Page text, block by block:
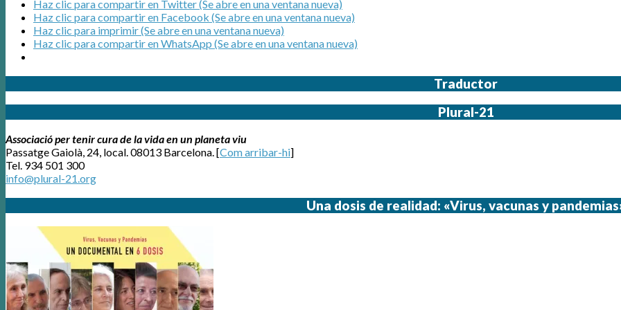
Haz clic para compartir en Twitter (Se abre en una ventana nueva)
Haz clic para compartir en Facebook (Se abre en una ventana nueva)
Haz clic para imprimir (Se abre en una ventana nueva)
Haz clic para compartir en WhatsApp (Se abre en una ventana nueva)
Traductor
Plural-21
Associació per tenir cura de la vida en un planeta viu
Passatge Gaiolà, 24, local. 08013 Barcelona. [Com arribar-hi]
Tel. 934 501 300
info@plural-21.org
Una dosis de realidad: «Virus, vacunas y